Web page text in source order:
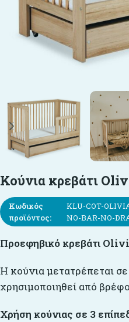
Κούνια κρεβάτι
Κωδικός
προϊόντος:
KLU-COT-
NO-BAR-NO-
Προεφηβικό κρεβάτι
Η κούνια μετατρέπεται
χρησιμοποιηθεί από
Χρήση κούνιας σε 3